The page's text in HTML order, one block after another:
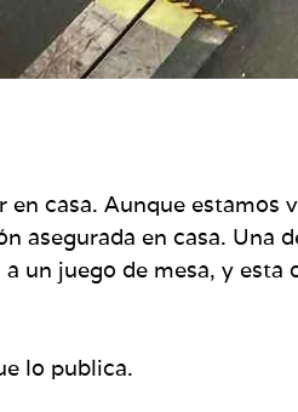
casa. Aunque estamos
asegurada en casa. Una
un juego de mesa, y
lo publica.